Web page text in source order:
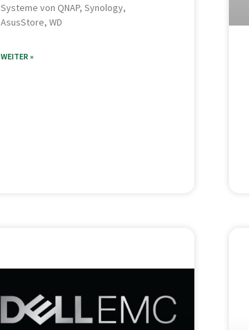
Systeme von QNAP, Synology,
AsusStore, WD
WEITER »